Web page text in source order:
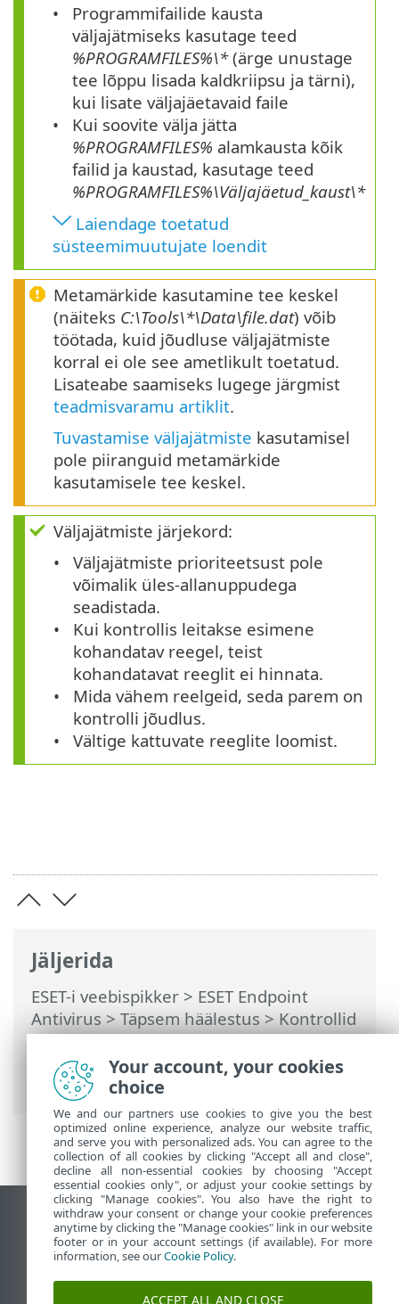
Jäljerida
ESET-i veebispikker > ESET Endpoint
Antivirus>Täpsem häälestus>Kontrollid
>Väljajäetavad failid>Jõudluse
väljajätmised> Jõudluse väljajätmiste
lisamine või muutmine
Programmifailide kausta
väljajätmiseks kasutage teed
%PROGRAMFILES%\*(ärge unustage
tee lõppu lisada kaldkriipsu ja tärni),
kui lisate väljajäetavaid faile
Kui soovite välja jätta
%PROGRAMFILES% alamkausta kõik
failid ja kaustad, kasutage teed
%PROGRAMFILES%\Väljajäetud_kaust\*
Laiendage toetatud
süsteemimuutujate loendit
Metamärkide kasutamine tee keskel
(näiteks C:\Tools\*\Data\file.dat) võib
töötada, kuid jõudluse väljajätmiste
korral ei ole see ametlikult toetatud.
Lisateabe saamiseks lugege järgmist
teadmisvaramu artiklit.
Tuvastamise väljajätmiste kasutamisel
pole piiranguid metamärkide
kasutamisele tee keskel.
Väljajätmiste järjekord:
Väljajätmiste prioriteetsust pole
võimalik üles-allanuppudega
seadistada.
Kui kontrollis leitakse esimene
kohandatav reegel, teist
kohandatavat reeglit ei hinnata.
Mida vähem reelgeid, seda parem on
kontrolli jõudlus.
Vältige kattuvate reeglite loomist.
Vaata tavaarvutile mõeldud veebilehte
End of Life
ESET-i teabebaas
ESET-i foorum
Your account, your cookies
choice
We and our partners use cookies to give you the best
optimized online experience, analyze our website traffic,
and serve you with personalized ads. You can agree to the
collection of all cookies by clicking "Accept all and close",
decline all non-essential cookies by choosing "Accept
essential cookies only", or adjust your cookie settings by
clicking "Manage cookies". You also have the right to
withdraw your consent or change your cookie preferences
anytime by clicking the "Manage cookies" link in our website
footer or in your account settings (if available). For more
information, see ourCookie Policy.
ACCEPT ALL AND CLOSE